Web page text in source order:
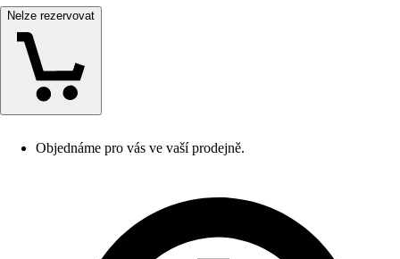
Nelze rezervovat
Objednáme pro vás ve vaší prodejně.